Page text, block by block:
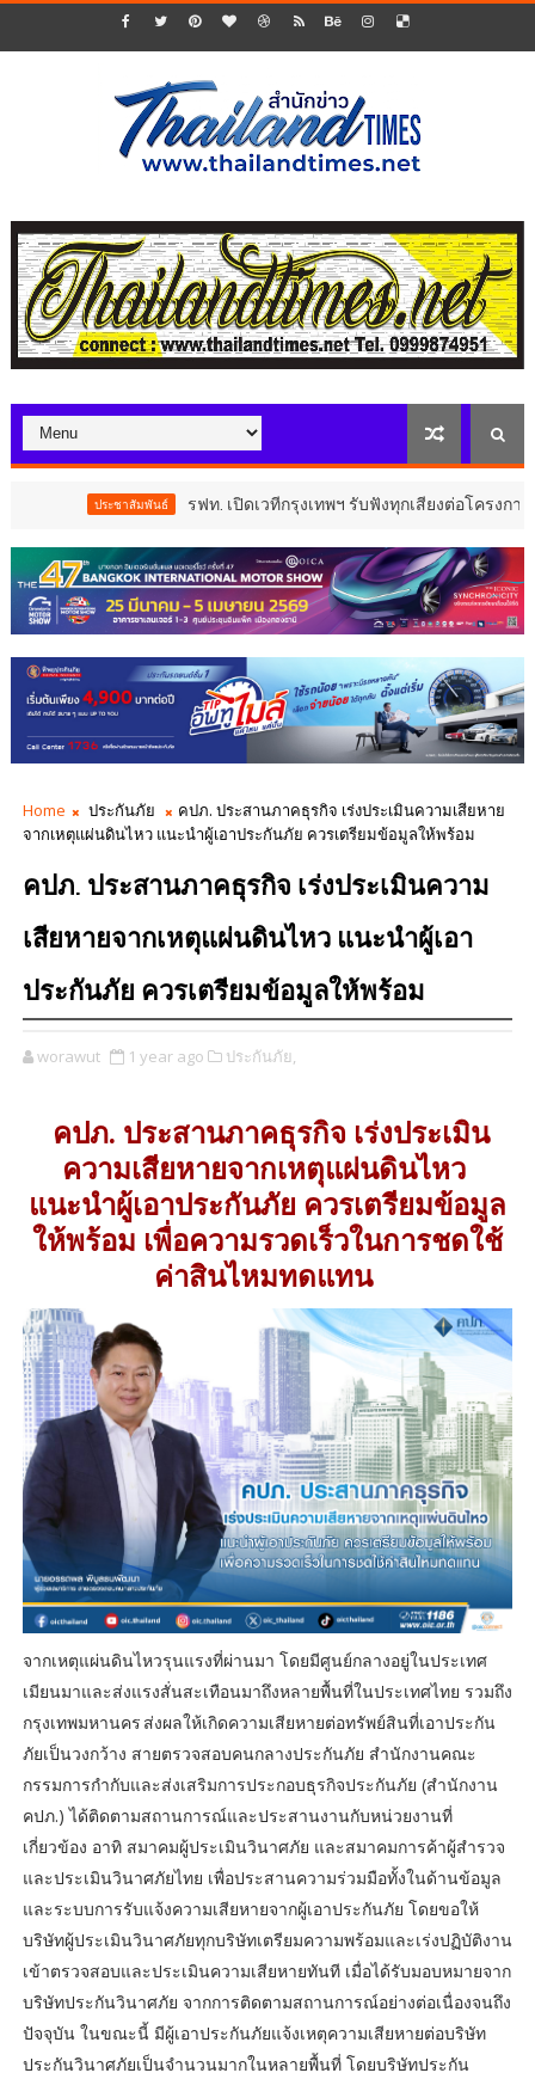
ประชาสัมพันธ์ รฟท. เปิดเวทีกรุงเทพฯ รับฟังทุกเสียงต่อโครงการรถไฟ
Home ประกันภัย
คปภ. ประสานภาคธุรกิจ เร่งประเมินความเสียหาย
จากเหตุแผ่นดินไหว แนะนำผู้เอาประกันภัย ควรเตรียมข้อมูลให้พร้อม
คปภ. ประสานภาคธุรกิจ เร่งประเมินความ
เสียหายจากเหตุแผ่นดินไหว แนะนำผู้เอา
ประกันภัย ควรเตรียมข้อมูลให้พร้อม
worawut 1 year ago ประกันภัย,
คปภ. ประสานภาคธุรกิจ เร่งประเมิน
ความเสียหายจากเหตุแผ่นดินไหว
แนะนำผู้เอาประกันภัย ควรเตรียมข้อมูล
ให้พร้อม เพื่อความรวดเร็วในการชดใช้
ค่าสินไหมทดแทน
จากเหตุแผ่นดินไหวรุนแรงที่ผ่านมา โดยมีศูนย์กลางอยู่ในประเทศ
เมียนมาและส่งแรงสั่นสะเทือนมาถึงหลายพื้นที่ในประเทศไทย รวมถึง
กรุงเทพมหานคร ส่งผลให้เกิดความเสียหายต่อทรัพย์สินที่เอาประกัน
ภัยเป็นวงกว้าง สายตรวจสอบคนกลางประกันภัย สำนักงานคณะ
กรรมการกำกับและส่งเสริมการประกอบธุรกิจประกันภัย (สำนักงาน
คปภ.) ได้ติดตามสถานการณ์และประสานงานกับหน่วยงานที่
เกี่ยวข้อง อาทิ สมาคมผู้ประเมินวินาศภัย และสมาคมการค้าผู้สำรวจ
และประเมินวินาศภัยไทย เพื่อประสานความร่วมมือทั้งในด้านข้อมูล
และระบบการรับแจ้งความเสียหายจากผู้เอาประกันภัย โดยขอให้
บริษัทผู้ประเมินวินาศภัยทุกบริษัทเตรียมความพร้อมและเร่งปฏิบัติงาน
เข้าตรวจสอบและประเมินความเสียหายทันที เมื่อได้รับมอบหมายจาก
บริษัทประกันวินาศภัย จากการติดตามสถานการณ์อย่างต่อเนื่องจนถึง
ปัจจุบัน ในขณะนี้ มีผู้เอาประกันภัยแจ้งเหตุความเสียหายต่อบริษัท
ประกันวินาศภัยเป็นจำนวนมากในหลายพื้นที่ โดยบริษัทประกัน